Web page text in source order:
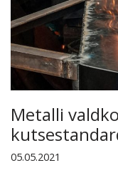
Metalli
05.05.2021